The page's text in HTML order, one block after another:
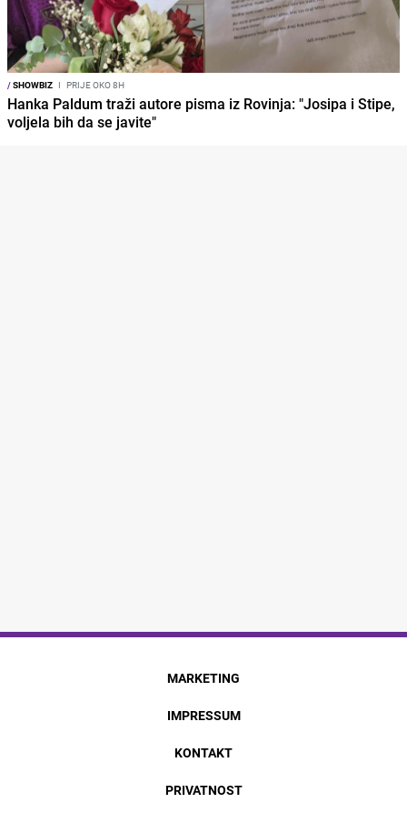
/SHOWBIZ I PRIJE OKO 8H
Hanka Paldum traži autore pisma iz Rovinja: "Josipa i Stipe,
voljela bih da se javite"
MARKETING
IMPRESSUM
KONTAKT
PRIVATNOST